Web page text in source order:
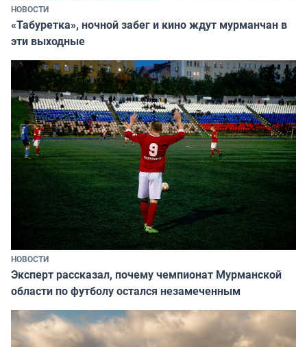
НОВОСТИ
«Табуретка», ночной забег и кино ждут мурманчан в
эти выходные
НОВОСТИ
Эксперт рассказал, почему чемпионат Мурманской
области по футболу остался незамеченным